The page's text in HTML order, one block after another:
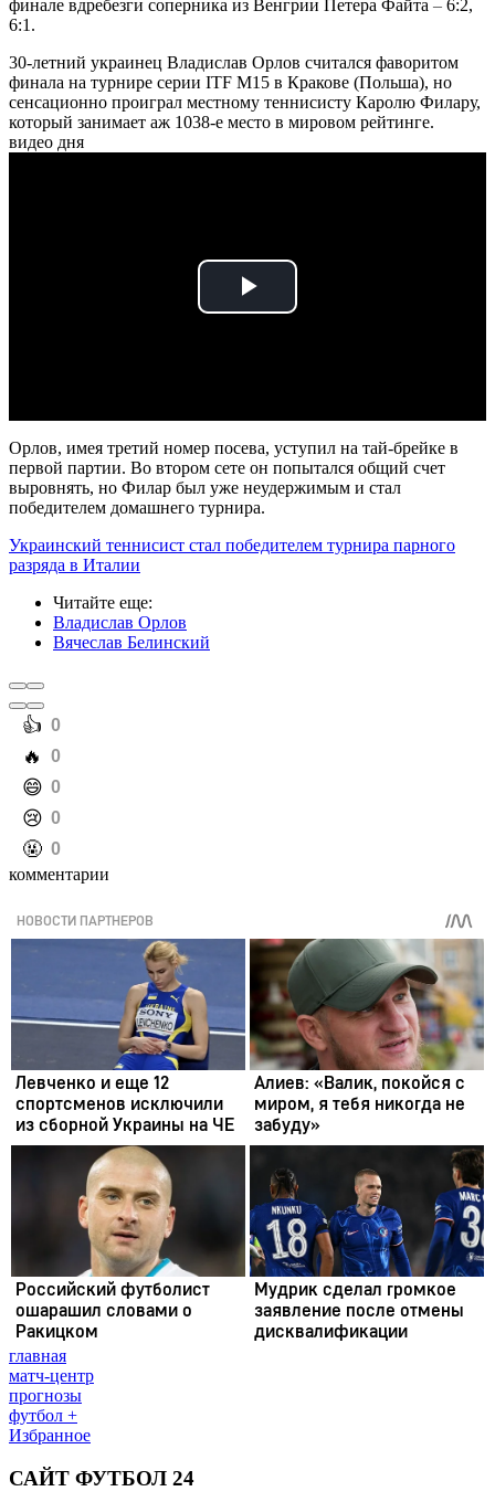
финале вдребезги соперника из Венгрии Петера Файта – 6:2,
6:1.
30-летний украинец Владислав Орлов считался фаворитом
финала на турнире серии ITF M15 в Кракове (Польша), но
сенсационно проиграл местному теннисисту Каролю Филару,
который занимает аж 1038-е место в мировом рейтинге.
видео дня
Play
Орлов, имея третий номер посева, уступил на тай-брейке в
первой партии. Во втором сете он попытался общий счет
выровнять, но Филар был уже неудержимым и стал
победителем домашнего турнира.
Украинский теннисист стал победителем турнира парного
разряда в Италии
Читайте еще:
Владислав Орлов
Вячеслав Белинский
️👍 0
️🔥 0
️😄 0
️😢 0
️🤬 0
комментарии
главная
матч-центр
прогнозы
футбол +
Избранное
САЙТ ФУТБОЛ 24